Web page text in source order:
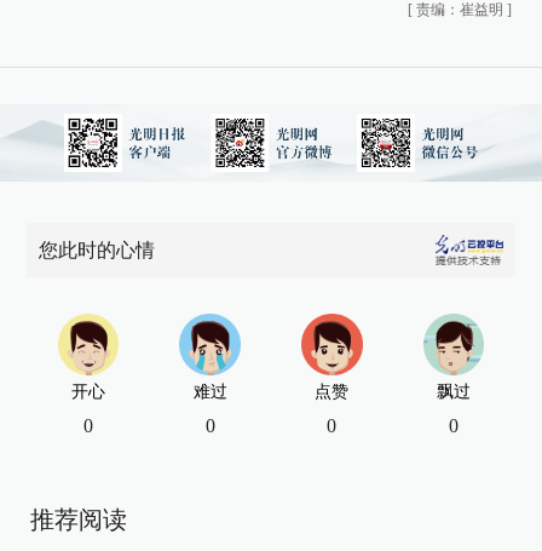
[ 责编：崔益明 ]
您此时的心情
开心
0
难过
0
点赞
0
飘过
0
推荐阅读